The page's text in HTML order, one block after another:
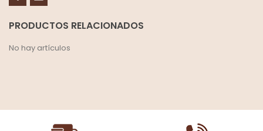
PRODUCTOS RELACIONADOS
No hay artículos